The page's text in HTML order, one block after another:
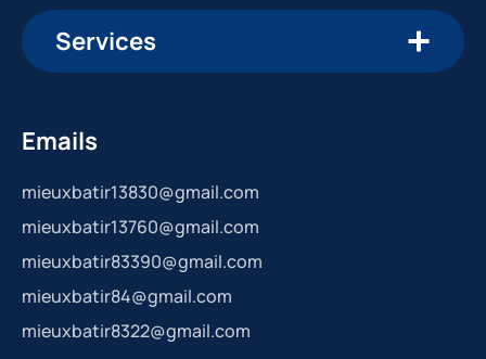
Services
Emails
mieuxbatir13830@gmail.com
mieuxbatir13760@gmail.com
mieuxbatir83390@gmail.com
mieuxbatir84@gmail.com
mieuxbatir8322@gmail.com